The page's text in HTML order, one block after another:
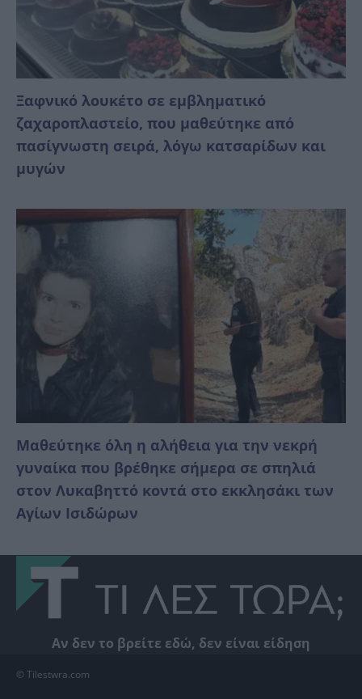
Ξαφνικό λουκέτο σε εμβληματικό
ζαχαροπλαστείο, που μαθεύτηκε από
πασίγνωστη σειρά, λόγω κατσαρίδων και
μυγών
Μαθεύτηκε όλη η αλήθεια για την νεκρή
γυναίκα που βρέθηκε σήμερα σε σπηλιά
στον Λυκαβηττό κοντά στο εκκλησάκι των
Αγίων Ισιδώρων
Αν δεν το βρείτε εδώ, δεν είναι είδηση
© Tilestwra.com